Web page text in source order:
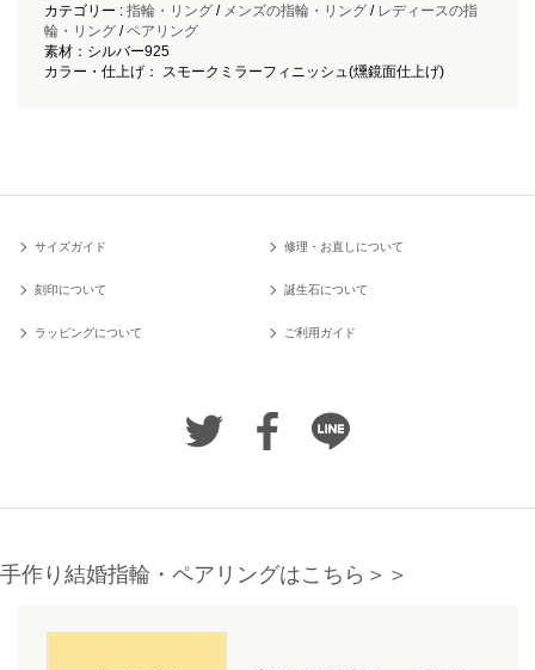
カテゴリー : 指輪・リング/ メンズの指輪・リング/ レディースの指
輪・リング/ペアリング
素材：シルバー925
カラー・仕上げ： スモークミラーフィニッシュ(燻鏡面仕上げ)
サイズガイド 修理・お直しについて
刻印について 誕生石について
ラッピングについて ご利用ガイド
手作り結婚指輪・ペアリングはこちら＞＞